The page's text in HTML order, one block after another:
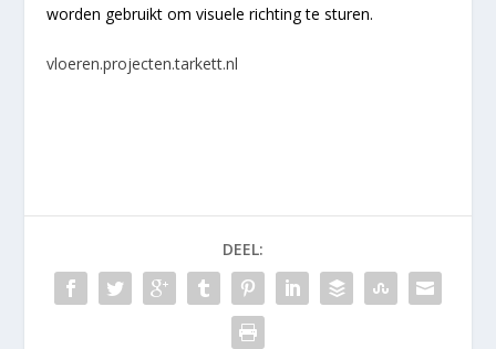
worden gebruikt om visuele richting te sturen.
vloeren.projecten.tarkett.nl
DEEL: